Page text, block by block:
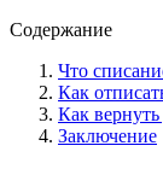
Содержание
Что
Как
Как вернуть
Заключение